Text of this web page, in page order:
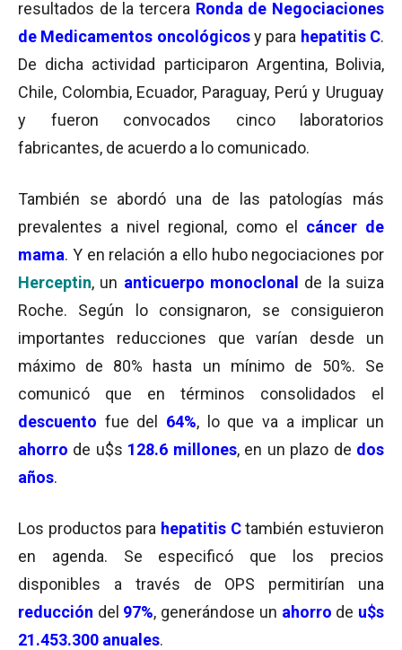
resultados de la tercera Ronda de Negociaciones
de Medicamentos oncológicosy para hepatitis C.
De dicha actividad participaron Argentina, Bolivia,
Chile, Colombia, Ecuador, Paraguay, Perú y Uruguay
y fueron convocados cinco laboratorios
fabricantes, de acuerdo a lo comunicado.
También se abordó una de las patologías más
prevalentes a nivel regional, como el cáncer de
mama. Y en relación a ello hubo negociaciones por
Herceptin, un anticuerpo monoclonal
de la suiza
Roche. Según lo consignaron, se consiguieron
importantes reducciones que varían desde un
máximo de 80% hasta un mínimo de 50%. Se
comunicó que en términos consolidados el
descuento fue del 64%, lo que va a implicar un
ahorro de u$s 128.6 millones, en un plazo de dos
años.
Los productos para hepatitis Ctambién estuvieron
en agenda. Se especificó que los precios
disponibles a través de OPS permitirían una
reducción del 97%, generándose un ahorro de u$s
21.453.300 anuales.